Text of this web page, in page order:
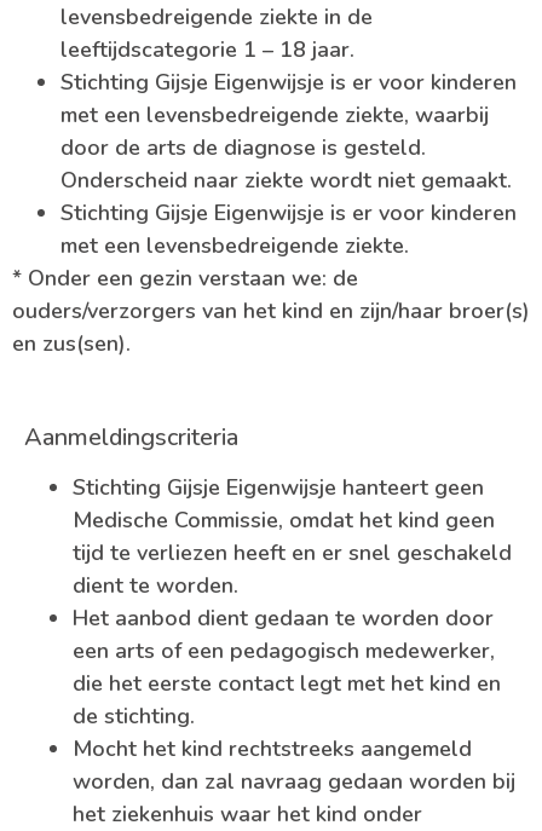
levensbedreigende ziekte in de
leeftijdscategorie 1 – 18 jaar.
Stichting Gijsje Eigenwijsje is er voor kinderen
met een levensbedreigende ziekte, waarbij
door de arts de diagnose is gesteld.
Onderscheid naar ziekte wordt niet gemaakt.
Stichting Gijsje Eigenwijsje is er voor kinderen
met een levensbedreigende ziekte.
* Onder een gezin verstaan we: de
ouders/verzorgers van het kind en zijn/haar broer(s)
en zus(sen).
Aanmeldingscriteria
Stichting Gijsje Eigenwijsje hanteert geen
Medische Commissie, omdat het kind geen
tijd te verliezen heeft en er snel geschakeld
dient te worden.
Het aanbod dient gedaan te worden door
een arts of een pedagogisch medewerker,
die het eerste contact legt met het kind en
de stichting.
Mocht het kind rechtstreeks aangemeld
worden, dan zal navraag gedaan worden bij
het ziekenhuis waar het kind onder